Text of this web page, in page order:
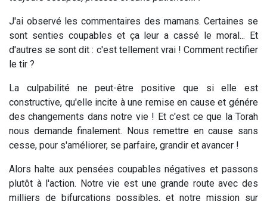
J'ai observé les commentaires des mamans. Certaines se
sont senties coupables et ça leur a cassé le moral... Et
d'autres se sont dit : c'est tellement vrai ! Comment rectifier
le tir ?
La culpabilité ne peut-être positive que si elle est
constructive, qu'elle incite à une remise en cause et génére
des changements dans notre vie ! Et c'est ce que la Torah
nous demande finalement. Nous remettre en cause sans
cesse, pour s'améliorer, se parfaire, grandir et avancer !
Alors halte aux pensées coupables négatives et passons
plutôt à l'action. Notre vie est une grande route avec des
milliers de bifurcations possibles, et notre mission sur